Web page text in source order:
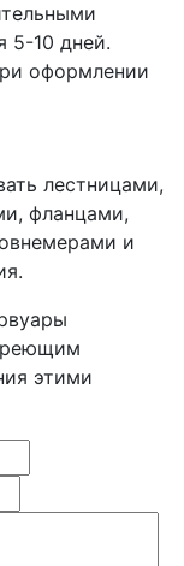
5-10 дней.
оформлении
лестницами,
фланцами,
и
этими